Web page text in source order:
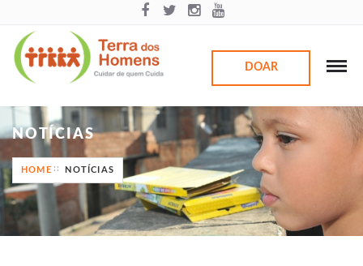
DOAR
NOTÍCIAS
HOME NOTÍCIAS